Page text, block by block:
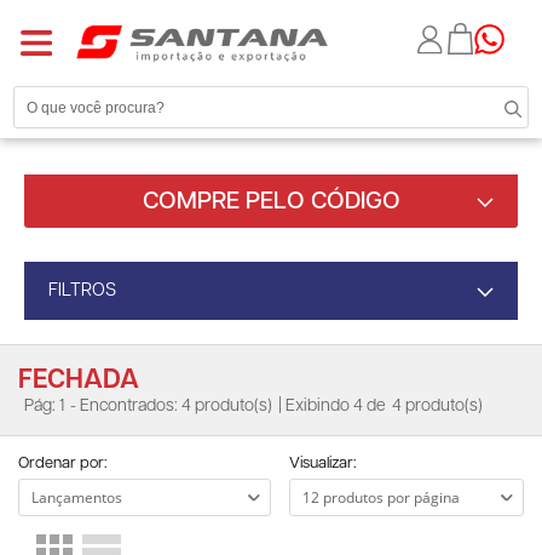
COMPRE PELO CÓDIGO
FILTROS
FECHADA
Pág: 1 - Encontrados: 4 produto(s) | Exibindo 4 de 4 produto(s)
Ordenar por: Visualizar: